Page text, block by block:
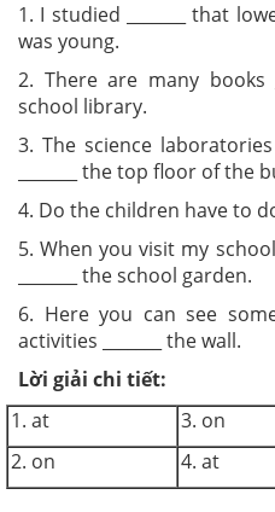
1. I studied _______ that
was young.
2. There are many books
school library.
3. The science
_______ the top floor of the
4. Do the children have to
5. When you visit my
_______ the school garden.
6. Here you can see
activities _______ the wall.
Lời giải chi tiết:
1. at
3. on
2. on
4. at